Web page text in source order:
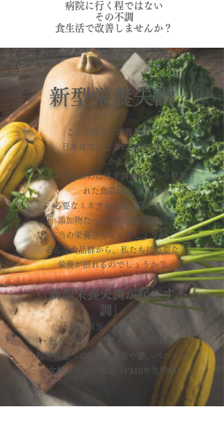
病院に行く程ではない
その不調
​食生活で改善しませんか？
新型栄養失調
こんな時代に栄養失調？
日本は食に恵まれた国です
しかし
スーパーに並ぶのは化学調味料ばかり使用さ
れた食品ばかり
​必要なミネラルは削ぎ落とされ
添加物たっぷりの安価な商品
本当の栄養ってなんでしょうか？
そんな食品群から、私たちに必要な
栄養が摂れるのでしょうか？
「新型栄養失調が起こす不
調」
・慢性疲労、肩凝りや腰痛
・眠りが浅く、寝ても疲れが取れない
・精神状態への影響（不安や鬱、パニック）
・女性ホルモン問題（PMSや生理痛）